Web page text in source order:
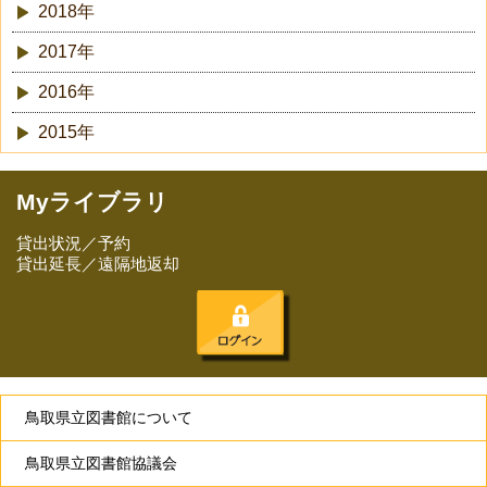
2018年
2017年
2016年
2015年
Myライブラリ
貸出状況／予約
貸出延長／遠隔地返却
鳥取県立図書館について
鳥取県立図書館協議会